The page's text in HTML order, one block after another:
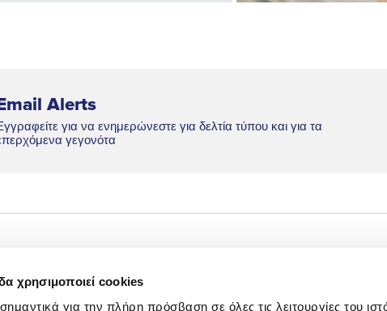
χρησιμοποιεί cookies
για την πλήρη πρόσβαση σε όλες τις λειτουργίες του
Alerts
για να ενημερώνεστε για δελτία τύπου και για τα
γεγονότα
Ψηφιακός
Επικοινωνία